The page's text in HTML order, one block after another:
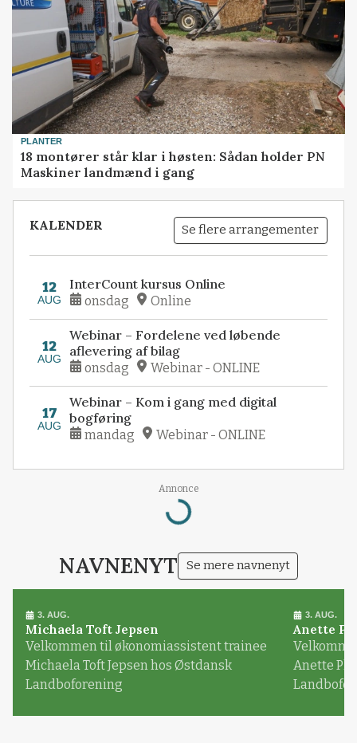
PLANTER
18 montører står klar i høsten: Sådan holder PN
Maskiner landmænd i gang
KALENDER Se flere arrangementer
12
AUG
InterCount kursus Online
onsdag Online
12
AUG
Webinar – Fordelene ved løbende
aflevering af bilag
onsdag Webinar - ONLINE
17
AUG
Webinar – Kom i gang med digital
bogføring
mandag Webinar - ONLINE
Annonce
Loading...
NAVNENYT Se mere navnenyt
3. AUG.
Michaela Toft Jepsen
Velkommen til økonomiassistent trainee
Michaela Toft Jepsen hos Østdansk
Landboforening
3. AUG.
Anette
Anette